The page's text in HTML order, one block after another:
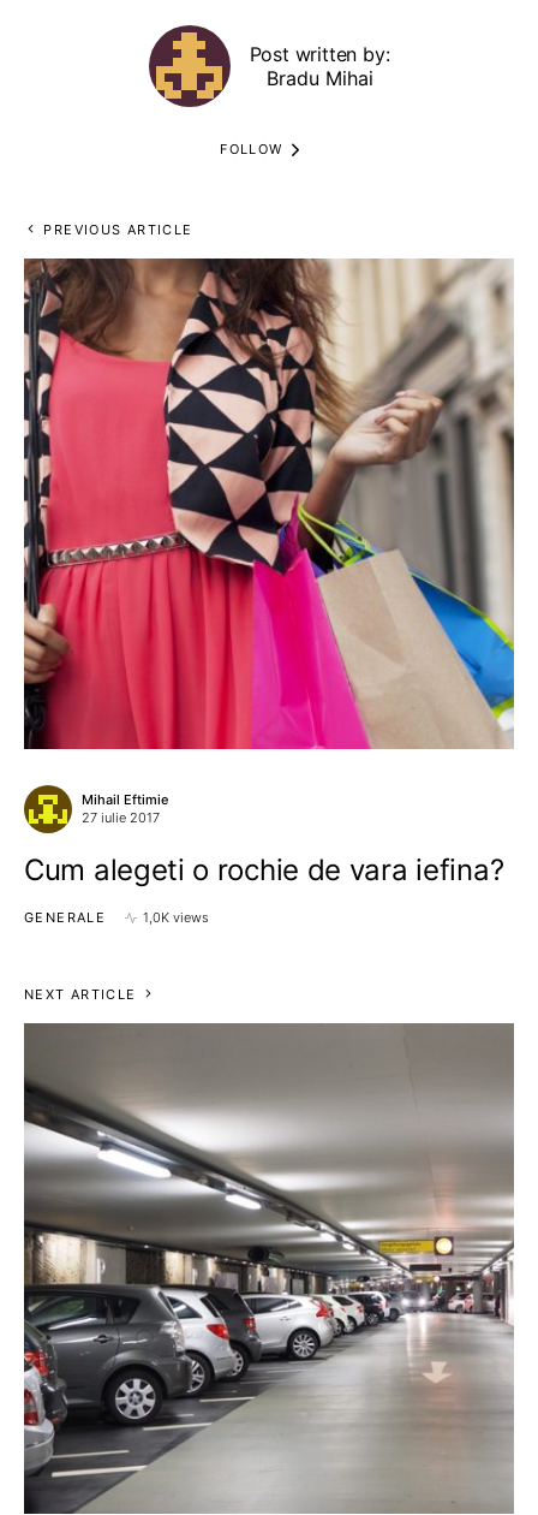
Post written by:
Bradu Mihai
FOLLOW
PREVIOUS ARTICLE
Mihail Eftimie
27 iulie 2017
Cum alegeti o rochie de vara iefina?
GENERALE 1,0K views
NEXT ARTICLE